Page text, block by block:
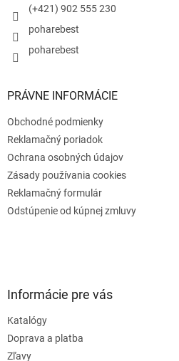
(+421) 902 555 230
poharebest
poharebest
PRÁVNE INFORMÁCIE
Obchodné podmienky
Reklamačný poriadok
Ochrana osobných údajov
Zásady používania cookies
Reklamačný formulár
Odstúpenie od kúpnej zmluvy
Informácie pre vás
Katalógy
Doprava a platba
Zľavy